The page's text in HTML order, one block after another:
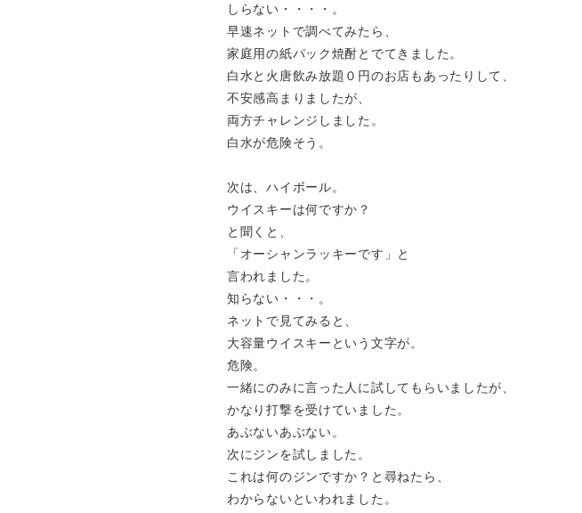
しらない・・・・。
早速ネットで調べてみたら、
家庭用の紙パック焼酎とでてきました。
白水と火唐飲み放題０円のお店もあったりして、
不安感高まりましたが、
両方チャレンジしました。
白水が危険そう。
次は、ハイボール。
ウイスキーは何ですか？
と聞くと、
「オーシャンラッキーです」と
言われました。
知らない・・・。
ネットで見てみると、
大容量ウイスキーという文字が。
危険。
一緒にのみに言った人に試してもらいましたが、
かなり打撃を受けていました。
あぶないあぶない。
次にジンを試しました。
これは何のジンですか？と尋ねたら、
わからないといわれました。